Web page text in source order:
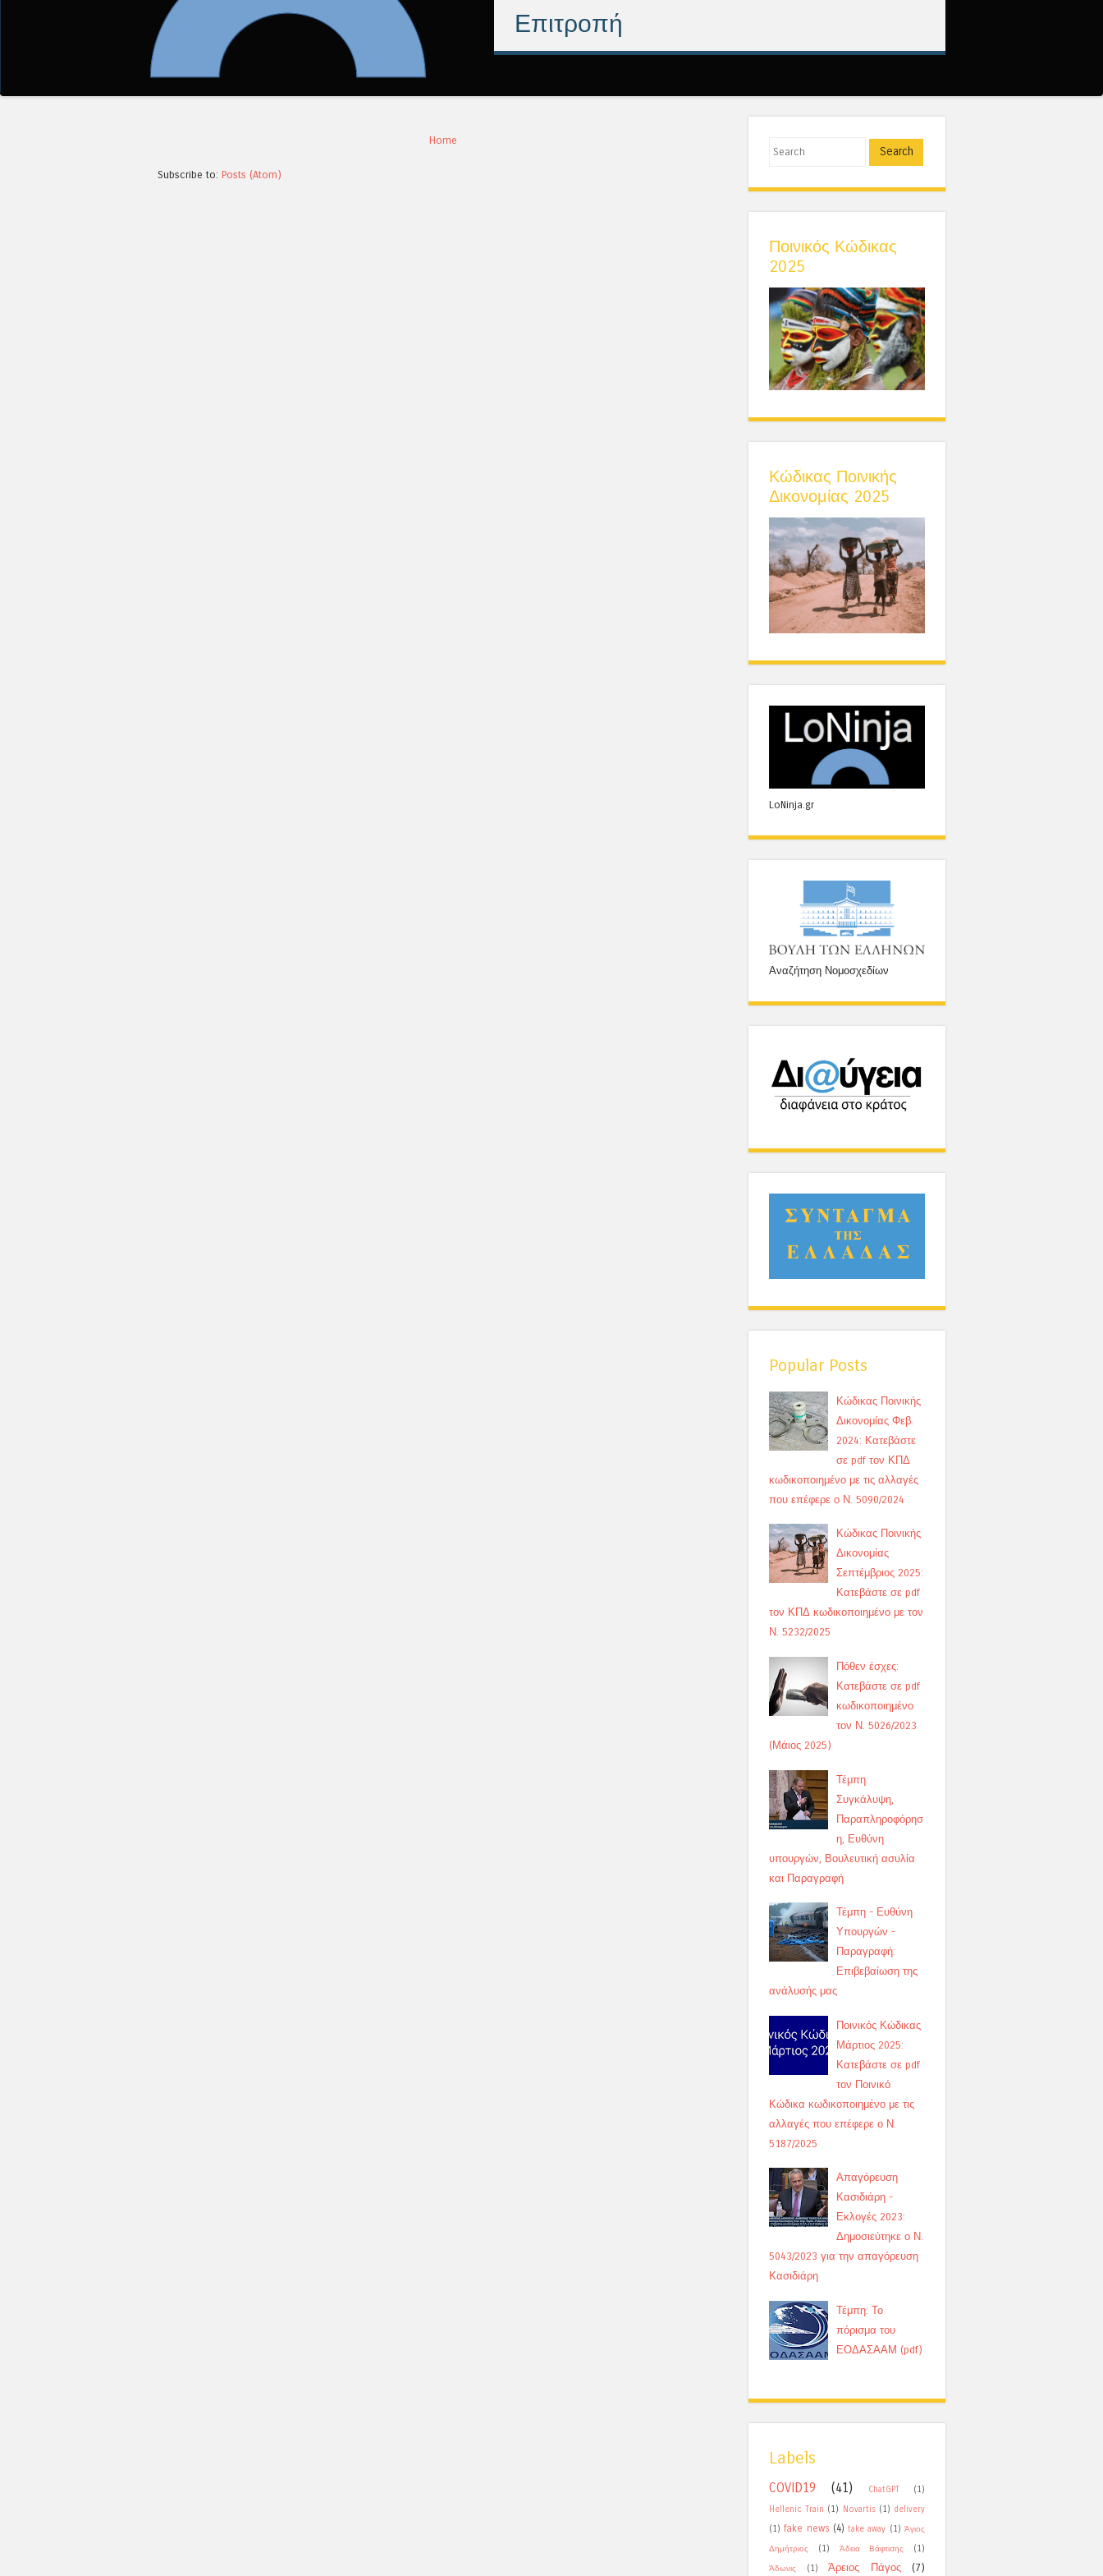
Επιτροπή
Home
Subscribe to: Posts (Atom)
Search
Ποινικός Κώδικας
2025
Κώδικας Ποινικής
Δικονομίας 2025
LoNinja.gr
Αναζήτηση Νομοσχεδίων
Popular Posts
Κώδικας Ποινικής
Δικονομίας Φεβ.
2024: Κατεβάστε
σε pdf τον ΚΠΔ
κωδικοποιημένο με τις αλλαγές
που επέφερε ο Ν. 5090/2024
Κώδικας Ποινικής
Δικονομίας
Σεπτέμβριος 2025:
Κατεβάστε σε pdf
τον ΚΠΔ κωδικοποιημένο με τον
Ν. 5232/2025
Πόθεν έσχες:
Κατεβάστε σε pdf
κωδικοποιημένο
τον Ν. 5026/2023
(Μάιος 2025)
Τέμπη:
Συγκάλυψη,
Παραπληροφόρησ
η, Ευθύνη
υπουργών, Βουλευτική ασυλία
και Παραγραφή
Τέμπη - Ευθύνη
Υπουργών -
Παραγραφή:
Επιβεβαίωση της
ανάλυσής μας
Ποινικός Κώδικας
Μάρτιος 2025:
Κατεβάστε σε pdf
τον Ποινικό
Κώδικα κωδικοποιημένο με τις
αλλαγές που επέφερε ο Ν.
5187/2025
Απαγόρευση
Κασιδιάρη -
Εκλογές 2023:
Δημοσιεύτηκε ο Ν.
5043/2023 για την απαγόρευση
Κασιδιάρη
Τέμπη: Το
πόρισμα του
ΕΟΔΑΣΑΑΜ (pdf)
Labels
COVID19 (41) ChatGPT
(1)
Hellenic Train (1) Novartis (1) delivery
(1) fake news (4) take away (1) Άγιος
Δημήτριος
(1) Άδεια Βάφτισης
(1)
Άδωνις
(1) Άρειος Πάγος (7)